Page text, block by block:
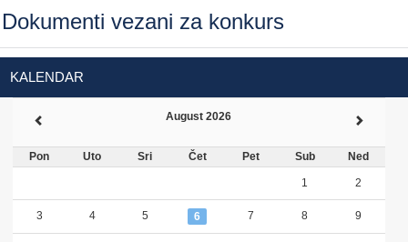
Dokumenti vezani za konkurs
KALENDAR
August 2026
Pon Uto Sri Čet Pet Sub Ned
1 2
3 4 5 6 7 8 9